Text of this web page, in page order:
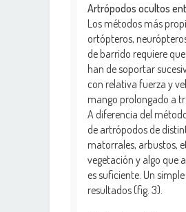
Artrópodos ocultos
Los métodos más
ortópteros,
de barrido requiere
han de soportar
con relativa fuerza y
mango prolongado a
A diferencia del
de artrópodos de
matorrales, arbustos,
vegetación y algo que
es suficiente. Un
resultados (fig. 3).